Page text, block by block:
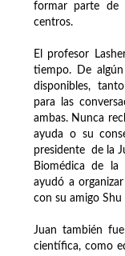
formar parte de
centros.
El profesor
tiempo. De
disponibles,
para las
ambas. Nunca
ayuda o su
presidente de la
Biomédica de la
ayudó a
con su amigo Shu
Juan también
científica, como